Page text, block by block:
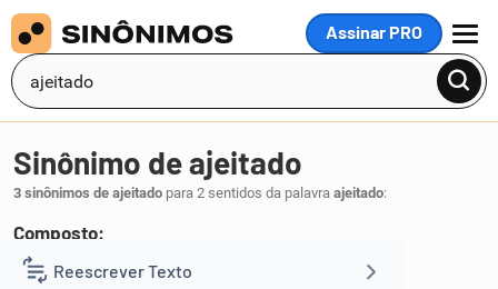
Assinar PRO
MENU
Reescrever Texto
Sinônimo de ajeitado
3 sinônimos de ajeitado para 2 sentidos da palavra ajeitado:
Composto:
1 direito,composto